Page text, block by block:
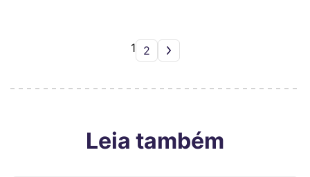
1 2
Leia também